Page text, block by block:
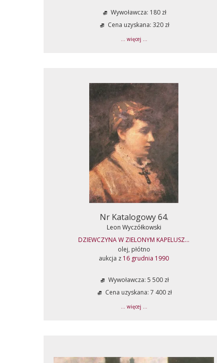
Wywoławcza: 180 zł
Cena uzyskana: 320 zł
... więcej ...
Nr Katalogowy 64.
Leon Wyczółkowski
DZIEWCZYNA W ZIELONYM KAPELUSZ...
olej, płótno
aukcja z 16 grudnia 1990
Wywoławcza: 5 500 zł
Cena uzyskana: 7 400 zł
... więcej ...